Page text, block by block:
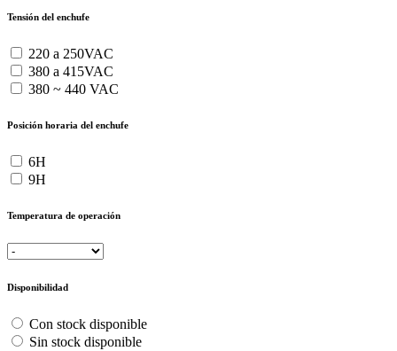
Tensión del enchufe
220 a 250VAC
380 a 415VAC
380 ~ 440 VAC
Posición horaria del enchufe
6H
9H
Temperatura de operación
Disponibilidad
Con stock disponible
Sin stock disponible